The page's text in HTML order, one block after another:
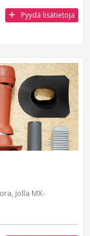
Pyydä lisätietoja
jolla MX-